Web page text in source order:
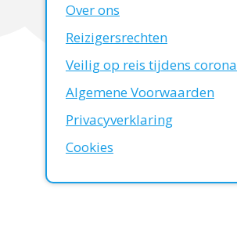
Over ons
Reizigersrechten
Veilig op reis tijdens corona
Algemene Voorwaarden
Privacyverklaring
Cookies